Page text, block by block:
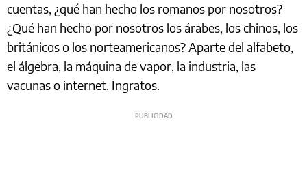
cuentas, ¿qué han hecho los romanos por nosotros?
¿Qué han hecho por nosotros los árabes, los chinos, los
británicos o los norteamericanos? Aparte del alfabeto,
el álgebra, la máquina de vapor, la industria, las
vacunas o internet. Ingratos.